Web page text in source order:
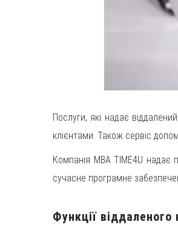
Послуги, які надає
клієнтами. Також сервіс
Компанія MBA TIME4U надає
сучасне програмне
Функції віддаленого